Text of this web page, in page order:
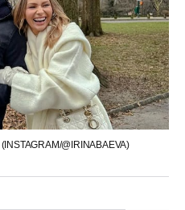
(INSTAGRAM/@IRINABAEVA)